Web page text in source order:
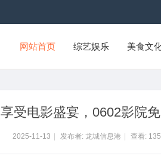
网站首页 综艺娱乐 美食文
享受电影盛宴，0602影院
2025-11-13 发布者: 龙城信息港 查看: 135